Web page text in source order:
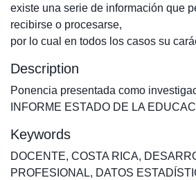
existe una serie de información que
recibirse o procesarse,
por lo cual en todos los casos su
Description
Ponencia presentada como
INFORME ESTADO DE LA
Keywords
DOCENTE, COSTA RICA,
PROFESIONAL, DATOS